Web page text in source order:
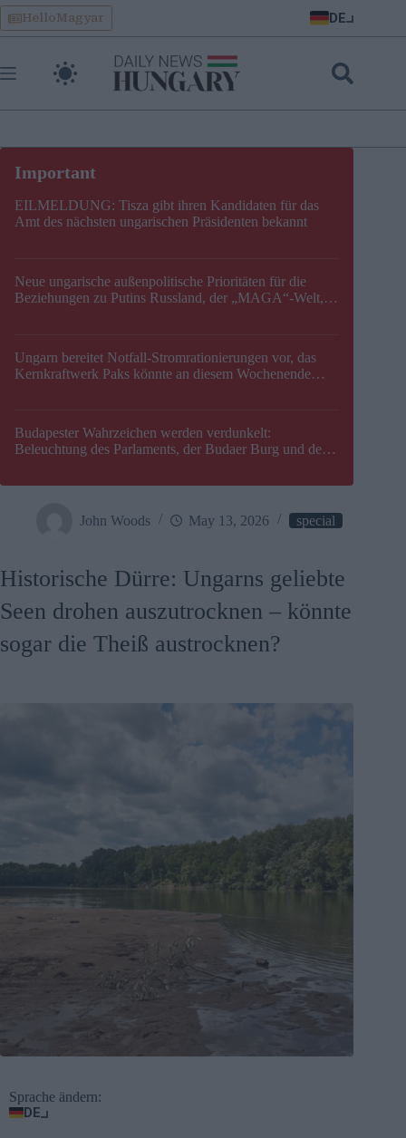
Skip
to
content
HelloMagyar DE
EILMELDUNG: Tisza gibt ihren Kandidaten für das
Amt des nächsten ungarischen Präsidenten bekannt
Neue ungarische außenpolitische Prioritäten für die
Beziehungen zu Putins Russland, der „MAGA“-Welt,
Ungarn bereitet Notfall-Stromrationierungen vor, das
Kernkraftwerk Paks könnte an diesem Wochenende
Budapester Wahrzeichen werden verdunkelt:
Beleuchtung des Parlaments, der Budaer Burg und der
John Woods May 13, 2026 special
Historische Dürre: Ungarns geliebte
Seen drohen auszutrocknen – könnte
sogar die Theiß austrocknen?
Sprache ändern:
DE